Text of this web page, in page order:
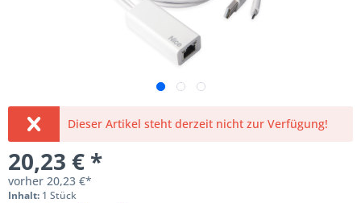
Dieser Artikel steht derzeit nicht zur Verfügung!
20,23 € *
vorher 20,23 €*
Inhalt: 1 Stück